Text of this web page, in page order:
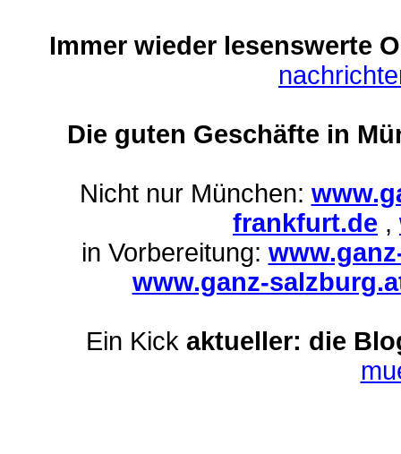
Immer wieder lesenswerte
Die guten Geschäfte in
Nicht nur München:
frankfurt.de ,
in Vorbereitung:
www.ganz-
Ein Kick aktueller: die